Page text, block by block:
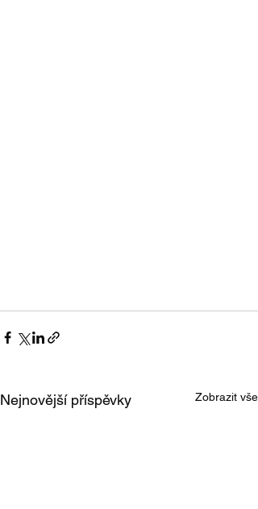
Nejnovější příspěvky Zobrazit vše